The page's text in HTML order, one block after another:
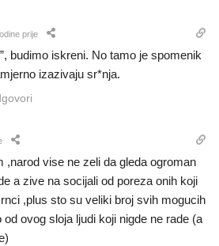
prije
budimo iskreni. No tamo je spomenik
izazivaju sr*nja.
,narod vise ne zeli da gleda ogroman
a zive na socijali od poreza onih koji
,plus sto su veliki broj svih mogucih
ovog sloja ljudi koji nigde ne rade (a